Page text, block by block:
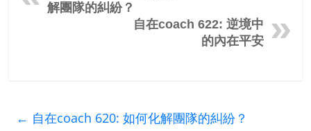
解團隊的糾紛？
自在coach 622: 逆境中
的內在平安
← 自在coach 620: 如何化解團隊的糾紛？